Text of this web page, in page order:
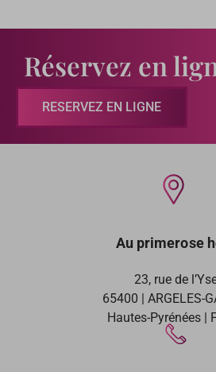
Réservez en
RESERVEZ EN LIGNE
Au primerose
23, rue de
65400 | ARGELES-
Hautes-Pyrénées |